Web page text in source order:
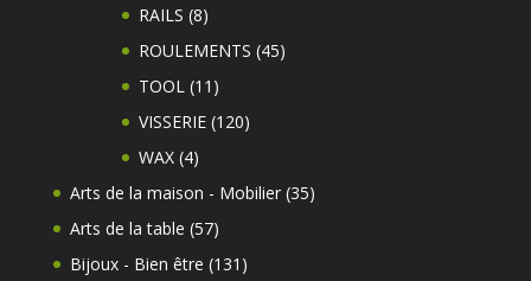
RAILS 88
produits
ROULEMENTS 4545
TOOL 11 11
produits
VISSERIE 120120
WAX 44
produits
Arts de la maison - Mobilier 3535
Arts de la table 5757
produits
Bijoux - Bien être 131 131